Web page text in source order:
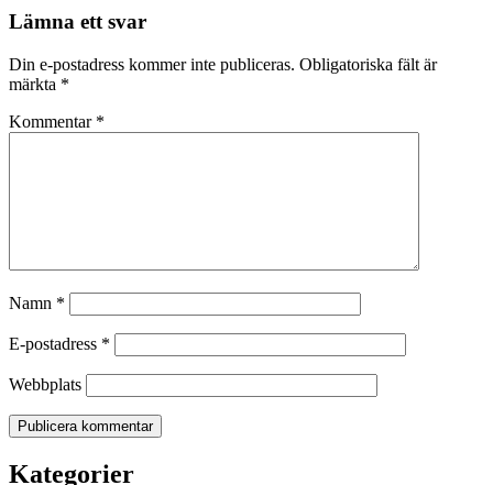
Lämna ett svar
Din e-postadress kommer inte publiceras. Obligatoriska fält är
märkta *
Kommentar *
Namn *
E-postadress *
Webbplats
Kategorier